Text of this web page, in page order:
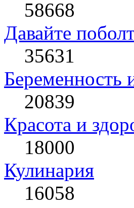
58668
Давайте
35631
Беременность
20839
Красота и
18000
Кулинария
16058